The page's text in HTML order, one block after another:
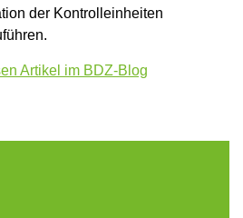
der Kontrolleinheiten
Artikel im BDZ-Blog